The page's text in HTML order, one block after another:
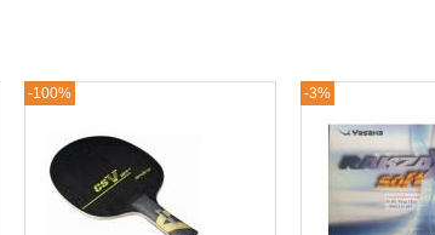
-100% -3%